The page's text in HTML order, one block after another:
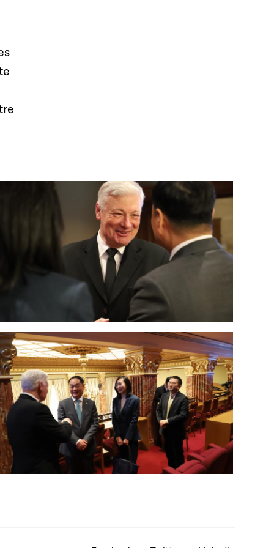
Open image in gallery
image in gallery